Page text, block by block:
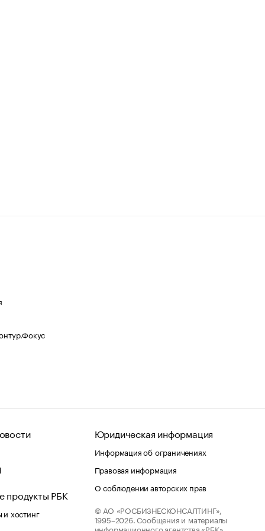
продукты РБК
хостинг
Юридическая информация
Информация об ограничениях
Правовая информация
О соблюдении авторских прав
© АО «РОСБИЗНЕСКОНСАЛТИНГ»,
1995–2026. Сообщения и материалы
информационного агентства «РБК»